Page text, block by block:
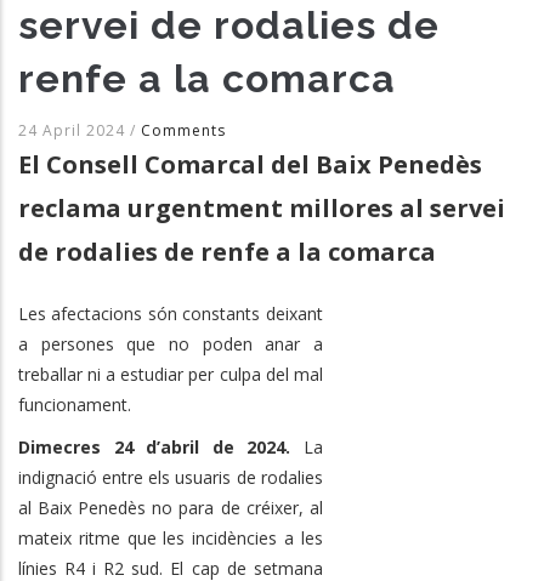
servei de rodalies de
renfe a la comarca
24 April 2024 / Comments
El Consell Comarcal del Baix Penedès
reclama urgentment millores al servei
de rodalies de renfe a la comarca
Les afectacions són constants deixant
a persones que no poden anar a
treballar ni a estudiar per culpa del mal
funcionament.
Dimecres 24 d’abril de 2024. La
indignació entre els usuaris de rodalies
al Baix Penedès no para de créixer, al
mateix ritme que les incidències a les
línies R4 i R2 sud. El cap de setmana